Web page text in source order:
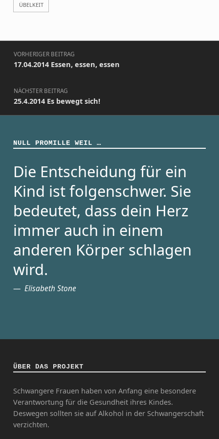
ÜBELKEIT
Beitragsnavigation
VORHERIGER BEITRAG
17.04.2014 Essen, essen, essen
NÄCHSTER BEITRAG
25.4.2014 Es bewegt sich!
NULL PROMILLE WEIL …
Die Entscheidung für ein
Kind ist folgenschwer. Sie
bedeutet, dass dein Herz
immer auch in einem
anderen Körper schlagen
wird.
Elisabeth Stone
ÜBER DAS PROJEKT
Schwangere Frauen haben von Anfang eine besondere
Verantwortung für die Gesundheit ihres Kindes.
Deswegen sollten sie auf Alkohol in der Schwangerschaft
verzichten.